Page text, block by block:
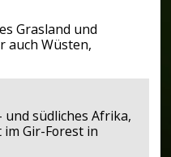
Grasland und
auch Wüsten,
und südliches Afrika,
Gir-Forest in